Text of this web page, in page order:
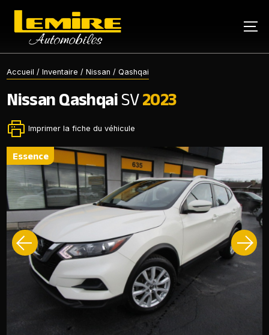
Accueil / Inventaire / Nissan / Qashqai
Nissan Qashqai SV 2023
Imprimer la fiche du véhicule
essence